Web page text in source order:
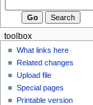
toolbox
What links here
Related changes
Upload file
Special pages
Printable version